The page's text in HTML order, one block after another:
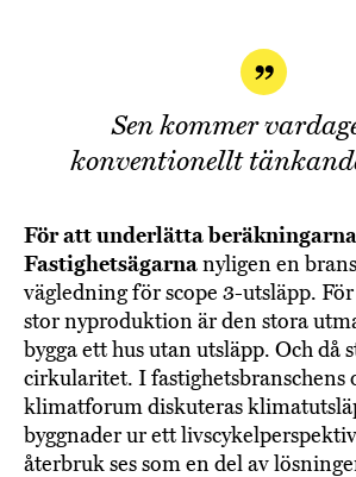
Sen kommer
konventionellt
För att underlätta
Fastighetsägarnanyligen en
vägledning för scope 3-utsläpp.
stor nyproduktion är den stora
bygga ett hus utan utsläpp. Och då
cirkularitet. I fastighetsbranschens
klimatforum diskuteras
byggnader ur ett
återbruk ses som en del av